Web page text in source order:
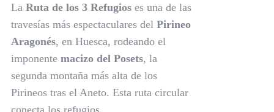
La Ruta de los 3 Refugios es una de las
travesías más espectaculares del Pirineo
Aragonés, en Huesca, rodeando el
imponente macizo del Posets, la
segunda montaña más alta de los
Pirineos tras el Aneto. Esta ruta circular
conecta los refugios